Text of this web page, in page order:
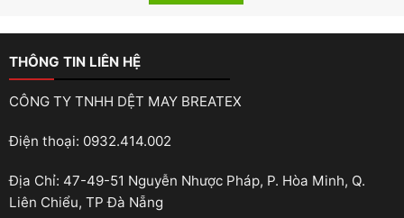
THÔNG TIN LIÊN HỆ
CÔNG TY TNHH DỆT MAY BREATEX
Điện thoại: 0932.414.002
Địa Chỉ: 47-49-51 Nguyễn Nhược Pháp, P. Hòa Minh, Q.
Liên Chiểu, TP Đà Nẵng